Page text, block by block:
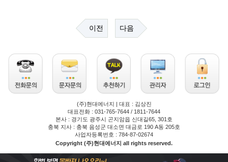
이전 다음
(주)현대에너지 | 대표 : 김상진
대표전화 : 031-765-7644 / 1811-7644
본사 : 경기도 광주시 곤지암읍 신대길65, 301호
충북 지사 : 충북 음성군 대소면 대금로 190 A동 205호
사업자등록번호 : 784-87-02674
Copyright (주)현대에너지 all rights reserved.